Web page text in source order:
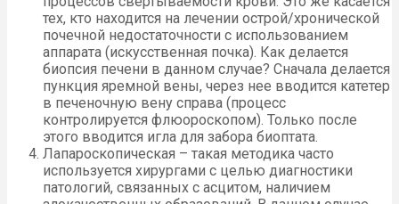
тех, кто находится на лечении острой/хронической
почечной недостаточности с использованием
аппарата (искусственная почка). Как делается
биопсия печени в данном случае? Сначала делается
пункция яремной вены, через нее вводится катетер
в печеночную вену справа (процесс
контролируется флюороскопом). Только после
этого вводится игла для забора биоптата.
Лапароскопическая – такая методика часто
используется хирургами с целью диагностики
патологий, связанных с асцитом, наличием